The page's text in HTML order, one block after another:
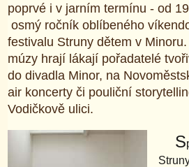
poprvé i v jarním termínu - od
osmý ročník oblíbeného
festivalu Struny dětem v
múzy hrají lákají pořadatelé
do divadla Minor, na
air koncerty či pouliční
Vodičkově ulici.
S